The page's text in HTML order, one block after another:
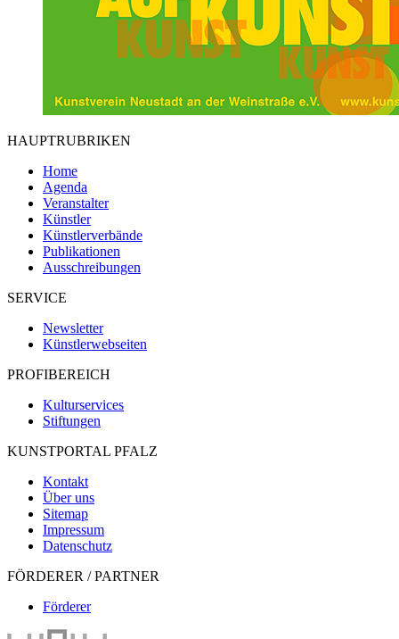
HAUPTRUBRIKEN
Home
Agenda
Veranstalter
Künstler
Künstlerverbände
Publikationen
Ausschreibungen
SERVICE
Newsletter
Künstlerwebseiten
PROFIBEREICH
Kulturservices
Stiftungen
KUNSTPORTAL PFALZ
Kontakt
Über uns
Sitemap
Impressum
Datenschutz
FÖRDERER / PARTNER
Förderer